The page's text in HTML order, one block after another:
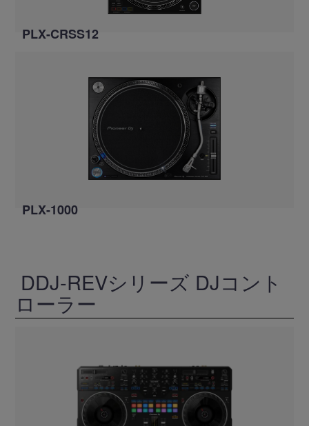
PLX-CRSS12
PLX-1000
DDJ-REVシリーズ DJコント
ローラー